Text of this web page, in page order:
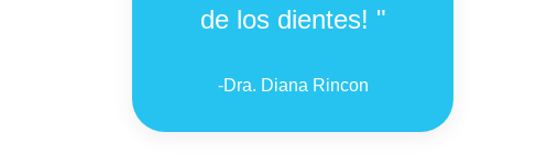
de los dientes! "
-Dra. Diana Rincon